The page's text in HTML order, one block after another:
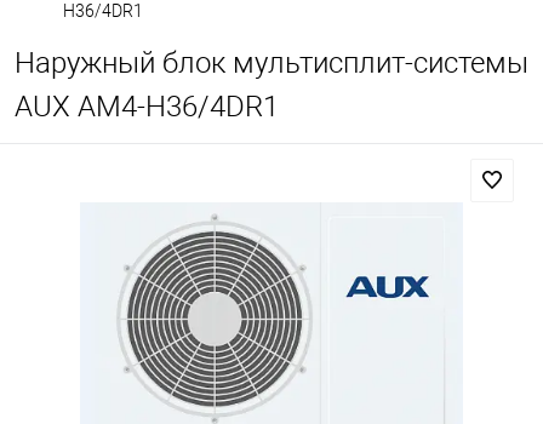
H36/4DR1
Наружный блок мультисплит-системы
AUX AM4-H36/4DR1